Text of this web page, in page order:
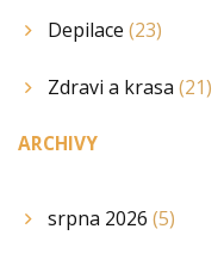
Depilace (23)
Zdravi a krasa (21)
ARCHIVY
srpna 2026 (5)